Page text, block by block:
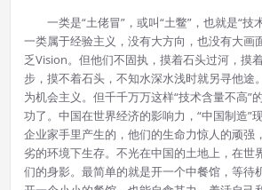
一类是“土佬冒”，或叫“土鳖”，也就是“技
一类属于经验主义，没有大方向，也没有大画
乏Vision。但他们不固执，摸着石头过河，摸
步，摸不着石头，不知水深水浅时就另寻他途
为机会主义。但千千万万这样“技术含量不高”
功了。中国在世界经济的影响力，“中国制造”
企业家手里产生的，他们的生命力惊人的顽强
劣的环境下生存。不光在中国的土地上，在世
们的身影。最简单的就是开一个中餐馆，等待